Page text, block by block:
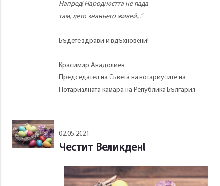
Напред! Народността не пада
там, дето знаньето живей..."
Бъдете здрави и вдъхновени!
Красимир Анадолиев
Председател на Съвета на нотариусите на
Нотариалната камара на Република България
02.05.2021
Честит Великден!